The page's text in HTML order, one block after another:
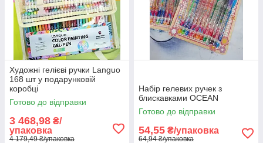
Художні гелієві ручки Languo
168 шт у подарунковій
коробці
Готово до відправки
3 468,98 ₴/
упаковка
4 179,49 ₴/упаковка
Набір гелевих ручек з
блискавками OCEAN
Готово до відправки
54,55 ₴/упаковка
64,94 ₴/упаковка